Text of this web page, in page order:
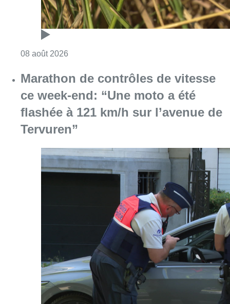
08 août 2026
Marathon de contrôles de vitesse
ce week-end: “Une moto a été
flashée à 121 km/h sur l’avenue de
Tervuren”